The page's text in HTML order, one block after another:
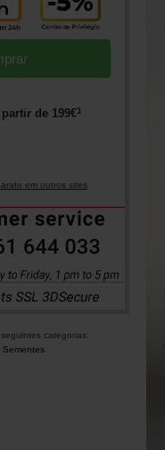
partir de 199€1
em outros sites
categorias:
Sementes